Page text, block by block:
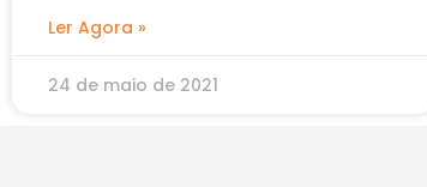
Ler Agora »
24 de maio de 2021